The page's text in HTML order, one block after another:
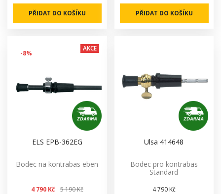
PŘIDAT DO KOŠÍKU PŘIDAT DO KOŠÍKU
-8%
AKCE
ELS EPB-362EG
Bodec na kontrabas eben
4 790 Kč
5 190 Kč
Ulsa 414648
Bodec pro kontrabas
Standard
4 790 Kč